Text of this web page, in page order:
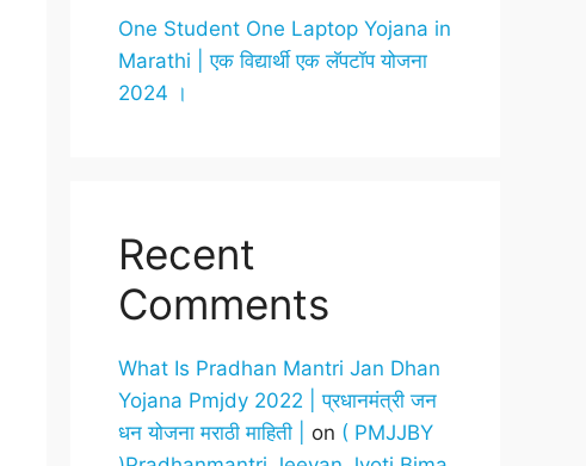
One Student One Laptop Yojana in
Marathi | एक विद्यार्थी एक लॅपटॉप योजना
2024 ।
Recent
Comments
What Is Pradhan Mantri Jan Dhan
Yojana Pmjdy 2022 | प्रधानमंत्री जन
धन योजना मराठी माहिती |
on ( PMJJBY